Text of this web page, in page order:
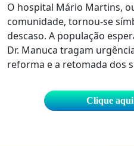
O hospital Mário Martins,
comunidade, tornou-se
descaso. A população
Dr. Manuca tragam
reforma e a retomada dos
Clique